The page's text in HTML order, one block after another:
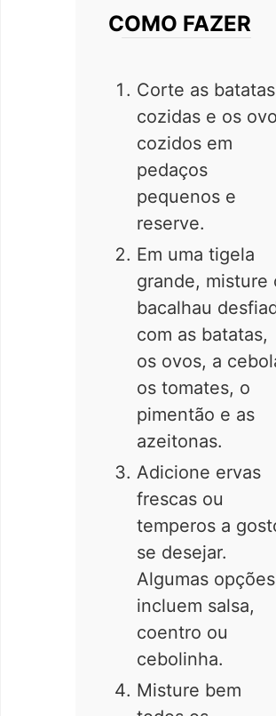
COMO FAZER
Corte as batatas
cozidas e os
cozidos em
pedaços
pequenos e
reserve.
Em uma tigela
grande, misture
bacalhau
com as batatas,
os ovos, a
os tomates, o
pimentão e as
azeitonas.
Adicione ervas
frescas ou
temperos a
se desejar.
Algumas opções
incluem salsa,
coentro ou
cebolinha.
Misture bem